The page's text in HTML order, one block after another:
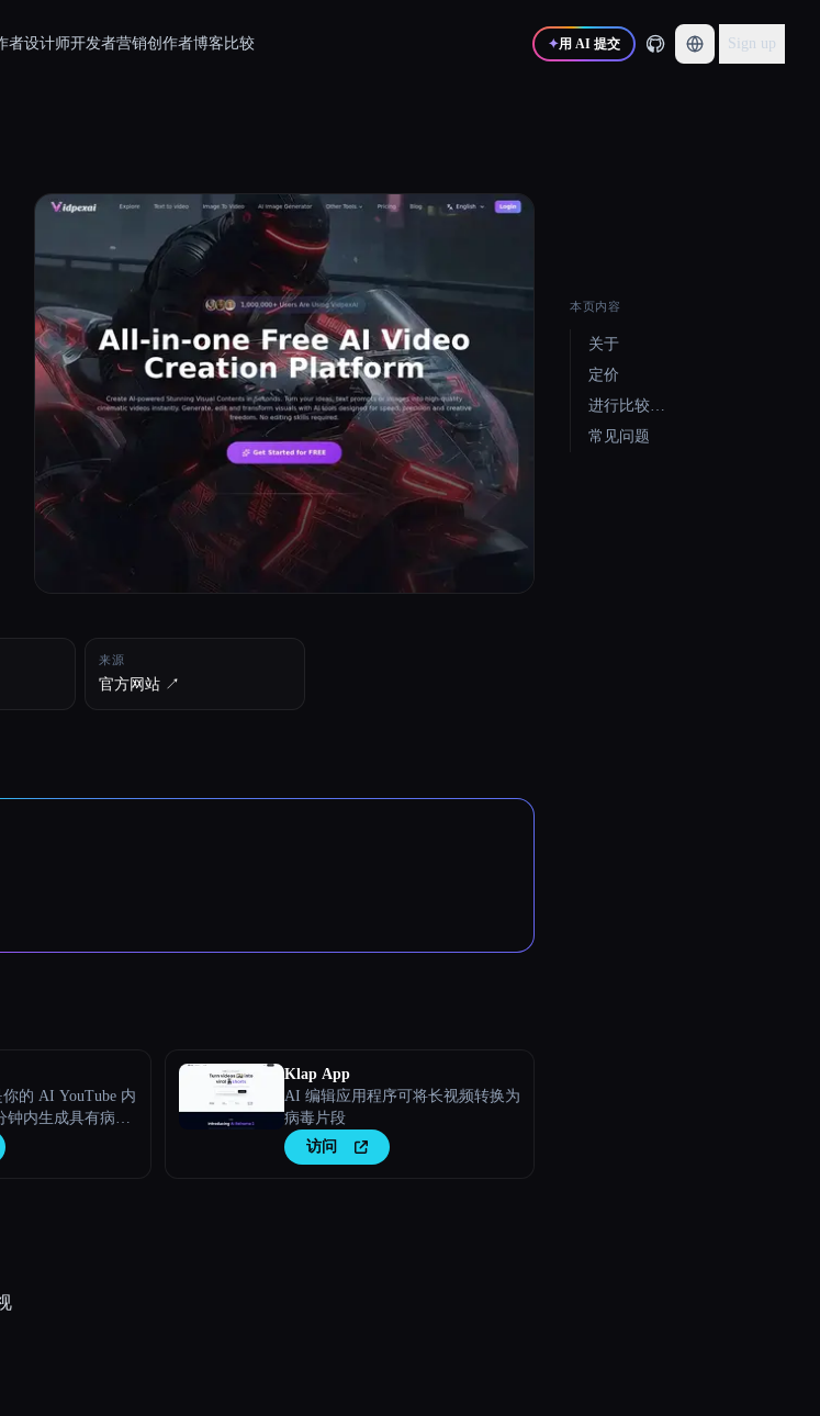
者设计师开发者营销创作者博客 比较 ✦用 AI 提交 Sign up
来源
官方网站 ↗︎
你的 AI YouTube 内
钟内生成具有病毒
的视频创意和引
Klap App
AI 编辑应用程序可将长视频转换为
病毒片段
访问
本页内容
关于
定价
进行比较…
常见问题